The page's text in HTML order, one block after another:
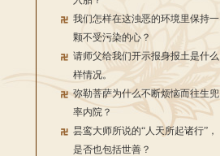
我们怎样在这浊恶的环境里保持一
颗不受污染的心？
请师父给我们开示报身报土是什么
样情况。
弥勒菩萨为什么不断烦恼而往生兜
率内院？
昙鸾大师所说的“人天所起诸行”，
是否也包括世善？